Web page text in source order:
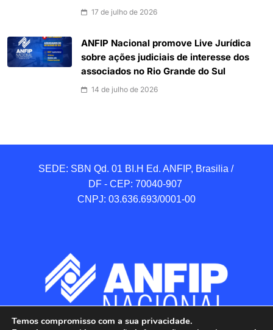
17 de julho de 2026
ANFIP Nacional promove Live Jurídica
sobre ações judiciais de interesse dos
associados no Rio Grande do Sul
14 de julho de 2026
SEDE: SBN Qd. 01 BI.H Ed. ANFIP, Brasilia /
DF - CEP: 70040-907
CNPJ: 03.636.693/0001-00
Temos compromisso com a sua privacidade.